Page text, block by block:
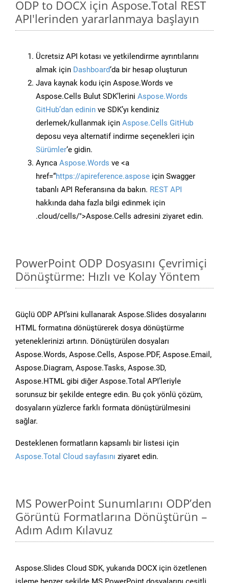
ODP to DOCX için Aspose.Total REST
API'lerinden yararlanmaya başlayın
Ücretsiz API kotası ve yetkilendirme ayrıntılarını
almak için Dashboard‘da bir hesap oluşturun
Java kaynak kodu için Aspose.Words ve
Aspose.Cells Bulut SDK’lerini Aspose.Words
GitHub’dan edinin ve SDK’yı kendiniz
derlemek/kullanmak için Aspose.Cells GitHub
deposu veya alternatif indirme seçenekleri için
Sürümler‘e gidin.
Ayrıca Aspose.Words ve <a
href=“https://apireference.aspose için Swagger
tabanlı API Referansına da bakın. REST API
hakkında daha fazla bilgi edinmek için
.cloud/cells/">Aspose.Cells adresini ziyaret edin.
PowerPoint ODP Dosyasını Çevrimiçi
Dönüştürme: Hızlı ve Kolay Yöntem
Güçlü ODP API’sini kullanarak Aspose.Slides dosyalarını
HTML formatına dönüştürerek dosya dönüştürme
yeteneklerinizi artırın. Dönüştürülen dosyaları
Aspose.Words, Aspose.Cells, Aspose.PDF, Aspose.Email,
Aspose.Diagram, Aspose.Tasks, Aspose.3D,
Aspose.HTML gibi diğer Aspose.Total API’leriyle
sorunsuz bir şekilde entegre edin. Bu çok yönlü çözüm,
dosyaların yüzlerce farklı formata dönüştürülmesini
sağlar.
Desteklenen formatların kapsamlı bir listesi için
Aspose.Total Cloud sayfasını ziyaret edin.
MS PowerPoint Sunumlarını ODP’den
Görüntü Formatlarına Dönüştürün –
Adım Adım Kılavuz
Aspose.Slides Cloud SDK, yukarıda DOCX için özetlenen